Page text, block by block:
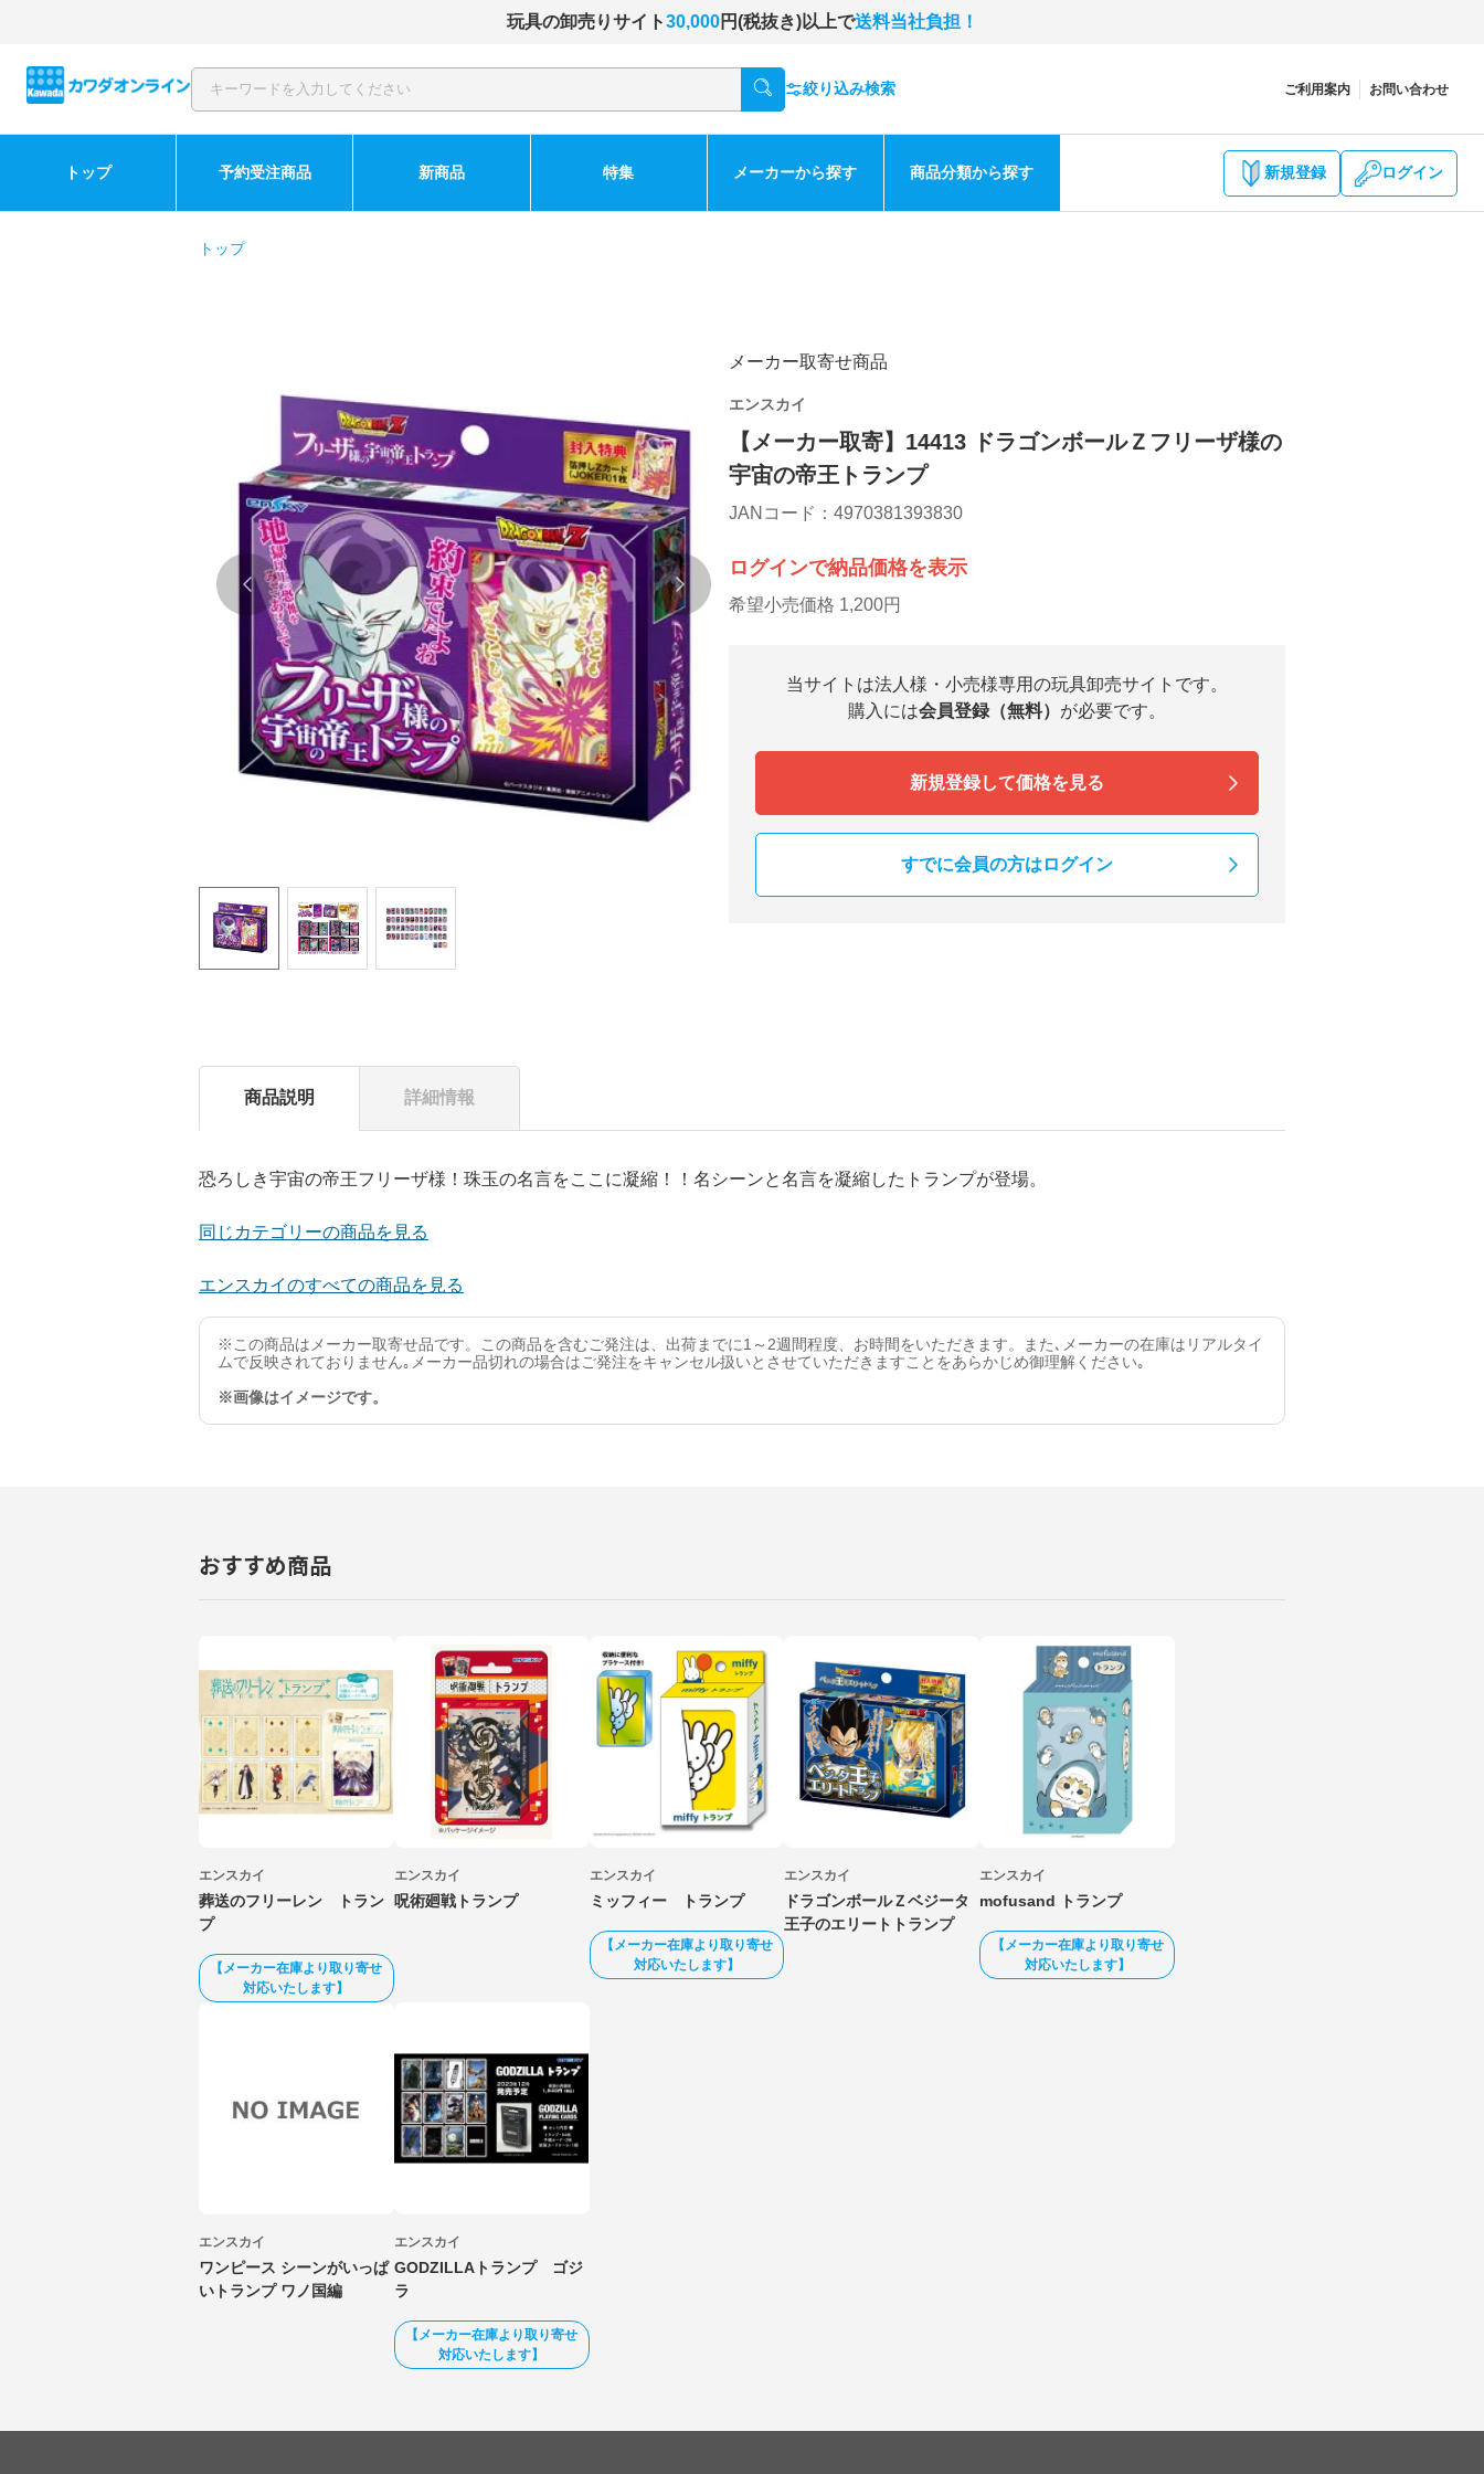
玩具の卸売りサイト30,000円(税抜き)以上で送料当社負担！
絞り込み検索 ご利用案内 お問い合わせ
トップ 予約受注商品 新商品 特集 メーカーから探す 商品分類から探す 新規登録 ログイン
トップ
メーカー取寄せ商品
エンスカイ
【メーカー取寄】14413 ドラゴンボールＺフリーザ様の
宇宙の帝王トランプ
JANコード：4970381393830
ログインで納品価格を表示
希望小売価格 1,200円
当サイトは法人様・小売様専用の玩具卸売サイトです。
購入には会員登録（無料） が必要です。
新規登録して価格を見る
すでに会員の方はログイン
商品説明 詳細情報
恐ろしき宇宙の帝王フリーザ様！珠玉の名言をここに凝縮！！名シーンと名言を凝縮したトランプが登場。
同じカテゴリーの商品を見る
エンスカイのすべての商品を見る
※この商品はメーカー取寄せ品です。この商品を含むご発注は、出荷までに1～2週間程度、お時間をいただきます。また､メーカーの在庫はリアルタイ
ムで反映されておりません｡メーカー品切れの場合はご発注をキャンセル扱いとさせていただきますことをあらかじめ御理解ください｡
※画像はイメージです。
おすすめ商品
エンスカイ
葬送のフリーレン トラン
プ
【メーカー在庫より取り寄せ
対応いたします】
エンスカイ
呪術廻戦トランプ
エンスカイ
ミッフィー トランプ
【メーカー在庫より取り寄せ
対応いたします】
エンスカイ
ドラゴンボールＺベジータ
王子のエリートトランプ
エンスカイ
mofusand トランプ
【メーカー在庫より取り寄せ
対応いたします】
エンスカイ
ワンピース シーンがいっぱ
いトランプ ワノ国編
エンスカイ
GODZILLAトランプ ゴジ
ラ
【メーカー在庫より取り寄せ
対応いたします】